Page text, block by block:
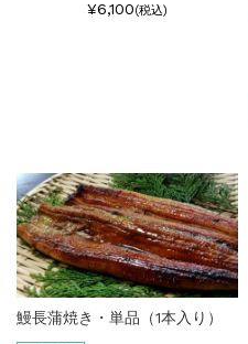
¥6,100(税込)
鰻長蒲焼き・単品（1本入り）